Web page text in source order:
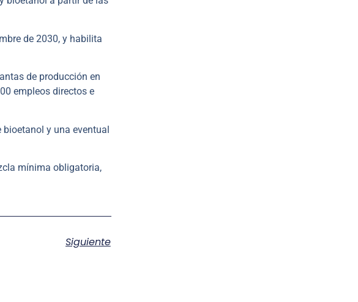
de 2030, y habilita
de producción en
empleos directos e
y una eventual
mínima obligatoria,
Siguiente